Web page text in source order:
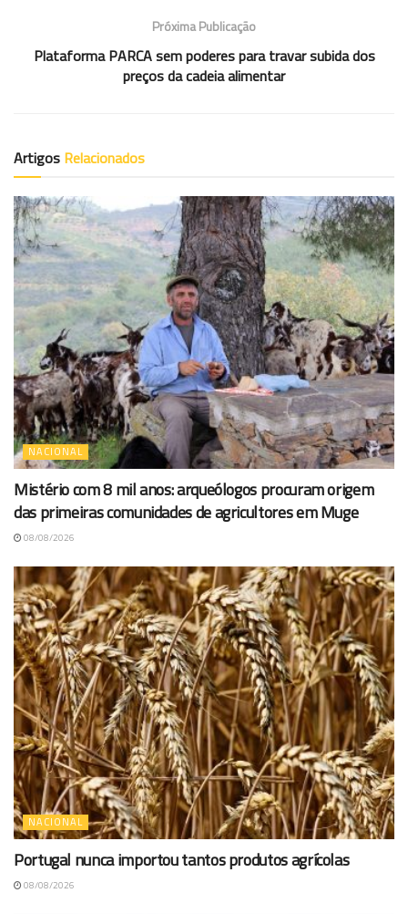
Próxima Publicação
Plataforma PARCA sem poderes para travar subida dos
preços da cadeia alimentar
Artigos Relacionados
NACIONAL
Mistério com 8 mil anos: arqueólogos procuram origem
das primeiras comunidades de agricultores em Muge
08/08/2026
NACIONAL
Portugal nunca importou tantos produtos agrícolas
08/08/2026